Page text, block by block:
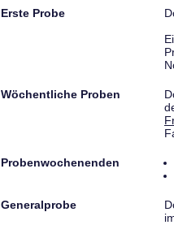
Erste Probe
Wöchentliche Proben
Probenwochenenden
Generalprobe